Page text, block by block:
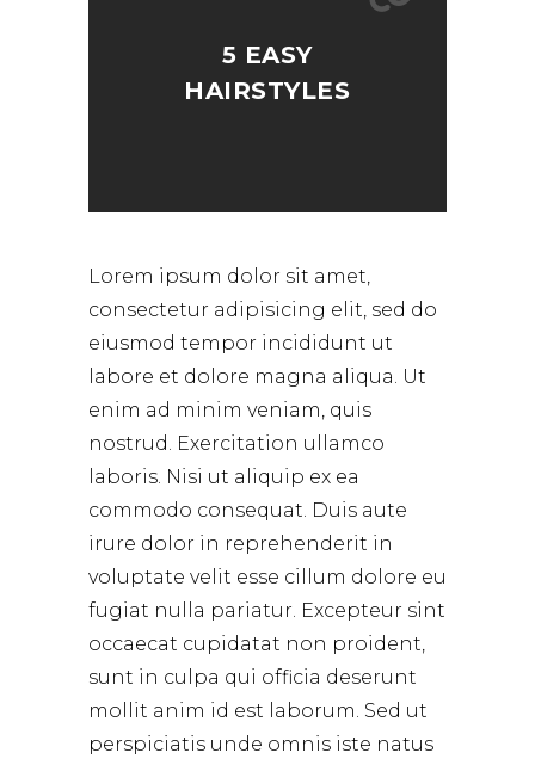
5 EASY
HAIRSTYLES
Lorem ipsum dolor sit amet,
consectetur adipisicing elit, sed do
eiusmod tempor incididunt ut
labore et dolore magna aliqua. Ut
enim ad minim veniam, quis
nostrud. Exercitation ullamco
laboris. Nisi ut aliquip ex ea
commodo consequat. Duis aute
irure dolor in reprehenderit in
voluptate velit esse cillum dolore eu
fugiat nulla pariatur. Excepteur sint
occaecat cupidatat non proident,
sunt in culpa qui officia deserunt
mollit anim id est laborum. Sed ut
perspiciatis unde omnis iste natus